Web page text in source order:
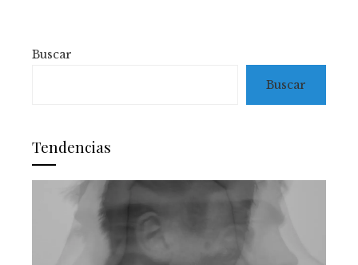
Buscar
Buscar
Tendencias